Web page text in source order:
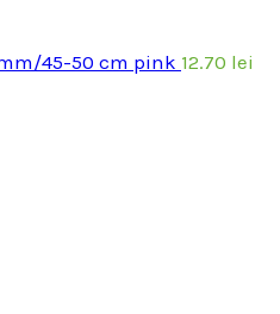
45-50 cm pink 12.70 lei